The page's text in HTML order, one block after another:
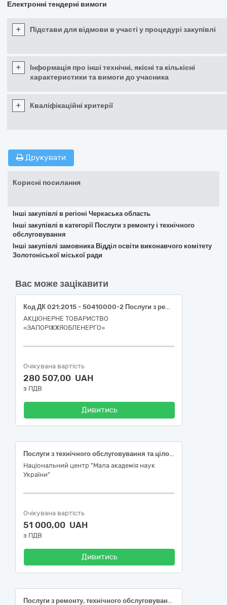
Електронні тендерні вимоги
+ Підстави для відмови в участі у процедурі закупівлі
+
Інформація про інші технічні, якісні та кількісні
характеристики та вимоги до учасника
+ Кваліфікаційні критерії
Друкувати
Корисні посилання
Інші закупівлі в регіоні Черкаська область
Інші закупівлі в категорії Послуги з ремонту і технічного
обслуговування
Інші закупівлі замовника Відділ освіти виконавчого комітету
Золотоніської міської ради
Вас може зацікавити
Код ДК 021:2015 - 50410000-2 Послуги з ремонту і технічного обслуговування вимірювальних, випробувальних і контрольних приладів (технічне обслуговування вогнегасників)
АКЦІОНЕРНЕ ТОВАРИСТВО
«ЗАПОРІЖЖЯОБЛЕНЕРГО»
Очікувана вартість
280 507,00 UAH
з ПДВ
Дивитись
Послуги з технічного обслуговування та цілодобового спостереження обладнання систем пожежної сигналізації за адресою: м. Київ, Кловський узвіз, 8; 50410000-2 Послуги з ремонту і технічного обслуговування вимірювальних, випробувальних і контрольних приладів (50413200-5 Послуги з ремонту і технічного обслуговування протипожежного обладнання) за кодом ДК 021:2015 «Єдиний закупівельний словник»
Національний центр "Мала академія наук
України"
Очікувана вартість
51 000,00 UAH
з ПДВ
Дивитись
Послуги з ремонту, технічного обслуговування із забезпечення повірки теплолічильників